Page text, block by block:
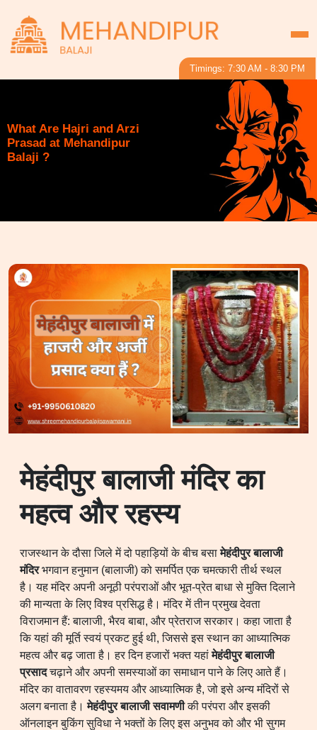
Timings: 7:30 AM - 8:30 PM
What Are Hajri and Arzi
Prasad at Mehandipur
Balaji ?
मेहंदीपुर बालाजी मंदिर का
महत्व और रहस्य
राजस्थान के दौसा जिले में दो पहाड़ियों के बीच बसामेहंदीपुर बालाजी
मंदिरभगवान हनुमान (बालाजी) को समर्पित एक चमत्कारी तीर्थ स्थल
है। यह मंदिर अपनी अनूठी परंपराओं और भूत-प्रेत बाधा से मुक्ति दिलाने
की मान्यता के लिए विश्व प्रसिद्ध है। मंदिर में तीन प्रमुख देवता
विराजमान हैं: बालाजी, भैरव बाबा, और प्रेतराज सरकार। कहा जाता है
कि यहां की मूर्ति स्वयं प्रकट हुई थी, जिससे इस स्थान का आध्यात्मिक
महत्व और बढ़ जाता है। हर दिन हजारों भक्त यहांमेहंदीपुर बालाजी
प्रसादचढ़ाने और अपनी समस्याओं का समाधान पाने के लिए आते हैं।
मंदिर का वातावरण रहस्यमय और आध्यात्मिक है, जो इसे अन्य मंदिरों से
अलग बनाता है।मेहंदीपुर बालाजी सवामणीकी परंपरा और इसकी
ऑनलाइन बुकिंग सुविधा ने भक्तों के लिए इस अनुभव को और भी सुगम